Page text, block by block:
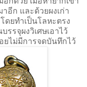
อีก และด้วยผงเก่า
ดยทำเป็นโลหะตรง
รรจุผงวิเศษเอาไว้
ยไม่มีการจดบันทึกไว้